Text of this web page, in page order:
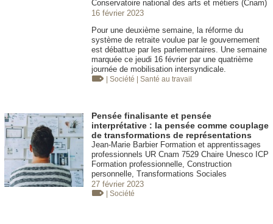
Conservatoire national des arts et métiers (Cnam)
16 février 2023
Pour une deuxième semaine, la réforme du
système de retraite voulue par le gouvernement
est débattue par les parlementaires. Une semaine
marquée ce jeudi 16 février par une quatrième
journée de mobilisation intersyndicale.
| Société | Santé au travail
Pensée finalisante et pensée
interprétative : la pensée comme couplage
de transformations de représentations
Jean-Marie Barbier Formation et apprentissages
professionnels UR Cnam 7529 Chaire Unesco ICP
Formation professionnelle, Construction
personnelle, Transformations Sociales
27 février 2023
| Société